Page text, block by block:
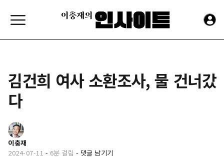
김건희 여사 소환조사, 물 건너갔
다
이충재
2024-07-11 - 6분 걸림 - 댓글 남기기